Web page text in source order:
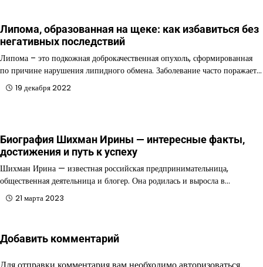
Липома, образованная на щеке: как избавиться без
негативных последствий
Липома – это подкожная доброкачественная опухоль, сформированная
по причине нарушения липидного обмена. Заболевание часто поражает…
19 декабря 2022
Биография Шихман Ирины — интересные факты,
достижения и путь к успеху
Шихман Ирина — известная российская предпринимательница,
общественная деятельница и блогер. Она родилась и выросла в…
21 марта 2023
Добавить комментарий